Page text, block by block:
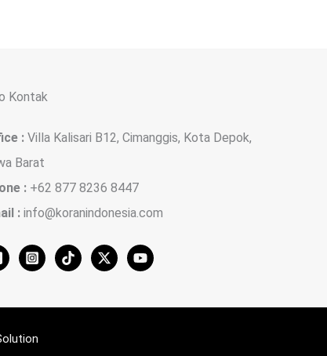
Kontak
: Villa Kalisari B12, Cimanggis, Kota Depok,
Barat
: +62 877 8236 8447
: info@koranindonesia.com